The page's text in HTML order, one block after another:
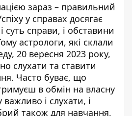
зараз – правильний
у справах досягає
суть справи, і обставини
астрологи, які склали
20 вересня 2023 року,
слухати та ставити
Часто буває, що
в обмін на власну
важливо і слухати, і
також для навчання,